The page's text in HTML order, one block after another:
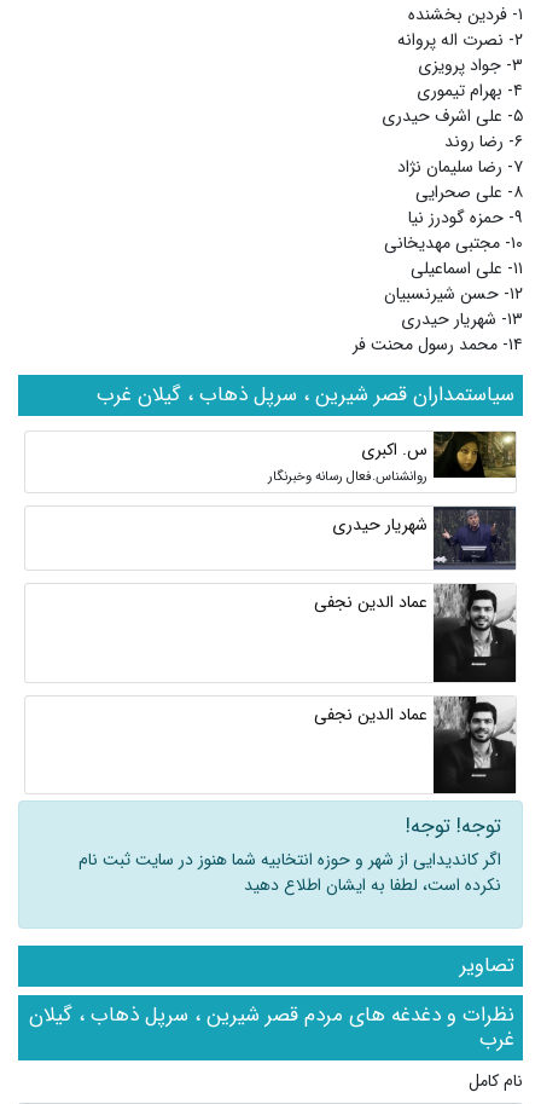
۱- فردین بخشنده
۲- نصرت اله پروانه
۳- جواد پرویزی
۴- بهرام تیموری
۵- علی اشرف حیدری
۶- رضا روند
۷- رضا سلیمان نژاد
۸- علی صحرایی
۹- حمزه گودرز نیا
۱۰- مجتبی مهدیخانی
۱۱- علی اسماعیلی
۱۲- حسن شیرنسبیان
۱۳- شهریار حیدری
۱۴- محمد رسول محنت فر
سیاستمداران قصر شیرین ، سرپل ذهاب ، گیلان غرب
س. اکبری
روانشناس.فعال رسانه وخبرنگار
شهریار حیدری
عماد الدین نجفی
عماد الدین نجفی
توجه! توجه!
اگر کاندیدایی از شهر و حوزه انتخابیه شما هنوز در سایت ثبت نام
نکرده است، لطفا به ایشان اطلاع دهید
تصاویر
نظرات و دغدغه های مردم قصر شیرین ، سرپل ذهاب ، گیلان
غرب
نام کامل